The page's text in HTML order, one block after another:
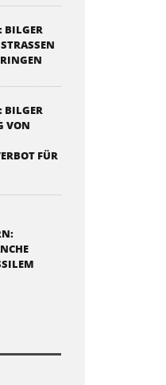
BILGER
U
BILGER
VON
FÜR